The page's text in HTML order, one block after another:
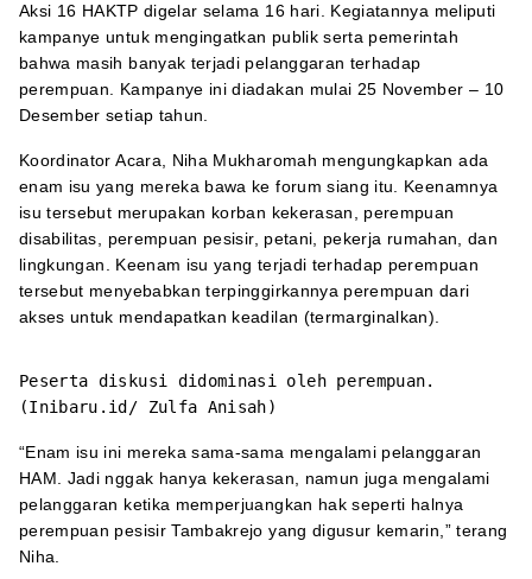
Aksi 16 HAKTP digelar selama 16 hari. Kegiatannya meliputi
kampanye untuk mengingatkan publik serta pemerintah
bahwa masih banyak terjadi pelanggaran terhadap
perempuan. Kampanye ini diadakan mulai 25 November – 10
Desember setiap tahun.
Koordinator Acara, Niha Mukharomah mengungkapkan ada
enam isu yang mereka bawa ke forum siang itu. Keenamnya
isu tersebut merupakan korban kekerasan, perempuan
disabilitas, perempuan pesisir, petani, pekerja rumahan, dan
lingkungan. Keenam isu yang terjadi terhadap perempuan
tersebut menyebabkan terpinggirkannya perempuan dari
akses untuk mendapatkan keadilan (termarginalkan).
Peserta diskusi didominasi oleh perempuan.
(Inibaru.id/ Zulfa Anisah)
“Enam isu ini mereka sama-sama mengalami pelanggaran
HAM. Jadi nggak hanya kekerasan, namun juga mengalami
pelanggaran ketika memperjuangkan hak seperti halnya
perempuan pesisir Tambakrejo yang digusur kemarin,” terang
Niha.